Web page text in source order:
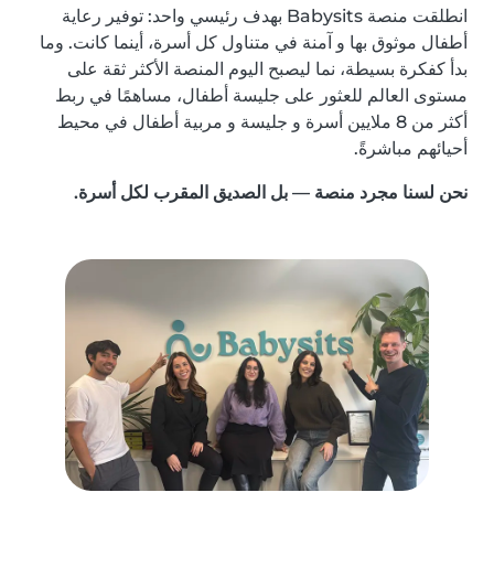
انطلقت منصة Babysits بهدف رئيسي واحد: توفير رعاية
أطفال موثوق بها و آمنة في متناول كل أسرة، أينما كانت. وما
بدأ كفكرة بسيطة، نما ليصبح اليوم المنصة الأكثر ثقة على
مستوى العالم للعثور على جليسة أطفال، مساهمًا في ربط
أكثر من 8 ملايين أسرة و جليسة و مربية أطفال في محيط
أحيائهم مباشرةً.
نحن لسنا مجرد منصة — بل الصديق المقرب لكل أسرة.